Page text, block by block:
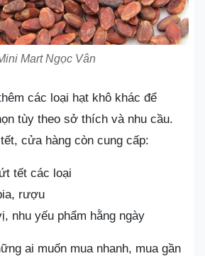
Mart Ngọc Vân
các loại hạt khô khác để
tùy theo sở thích và nhu cầu.
cửa hàng còn cung cấp:
tết các loại
rượu
nhu yếu phẩm hằng ngày
ai muốn mua nhanh, mua gần